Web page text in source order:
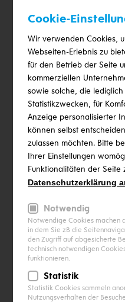
Attraktive
In der heutigen Zeit sind
umweltfreundliche
wichtiger finanzieller
75% für den Umstieg auf
zusätzliche
Photovoltaikanlagen wird
nicht nur
noch attraktiver.
Cookie-
Wir verwenden Cookies,
Webseiten-Erlebnis zu
für den Betrieb der Seite
kommerziellen
sowie solche, die
Statistikzwecken, für
Anzeige personalisierter
können selbst
zulassen möchten. Bitte
Ihrer Einstellungen
Funktionalitäten der Seite
Datenschutzerklärung
Notwendig
Notwendige Cookies machen
in dem Sie zB die
den Zugriff auf abgesicherte
technisch notwendigen
funktionieren.
Statistik
Statistik Cookies sammeln
Nutzungsverhalten der